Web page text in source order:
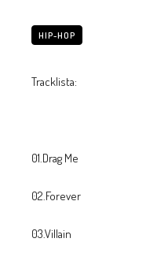
HIP-HOP
Tracklista:
01.Drag Me
02.Forever
03.Villain